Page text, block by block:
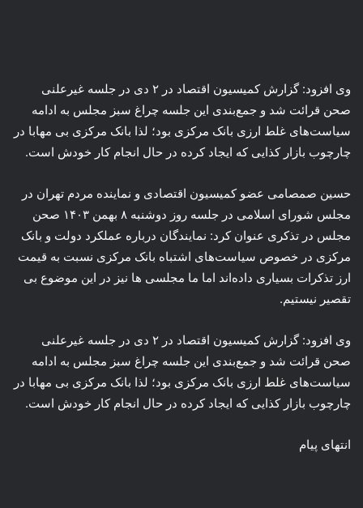
وی افزود: گزارش کمیسیون اقتصاد در ۲ دی در جلسه غیرعلنی
صحن قرائت شد و جمع‌بندی این جلسه چراغ سبز مجلس به ادامه
سیاست‌های غلط ارزی بانک مرکزی بود؛ لذا بانک مرکزی بی مهابا در
چارچوب بازار کذایی که ایجاد کرده در حال انجام کار خودش است.
حسین صمصامی عضو کمیسیون اقتصادی و نماینده مردم تهران در
مجلس شورای اسلامی در جلسه روز دوشنبه ۸ بهمن ۱۴۰۳ صحن
مجلس در تذکری عنوان کرد: نمایندگان درباره عملکرد دولت و بانک
مرکزی در خصوص سیاست‌های اشتباه بانک مرکزی نسبت به قیمت
ارز تذکرات بسیاری داده‌اند اما ما مجلسی ها نیز در این موضوع بی
تقصیر نیستیم.
وی افزود: گزارش کمیسیون اقتصاد در ۲ دی در جلسه غیرعلنی
صحن قرائت شد و جمع‌بندی این جلسه چراغ سبز مجلس به ادامه
سیاست‌های غلط ارزی بانک مرکزی بود؛ لذا بانک مرکزی بی مهابا در
چارچوب بازار کذایی که ایجاد کرده در حال انجام کار خودش است.
انتهای پیام